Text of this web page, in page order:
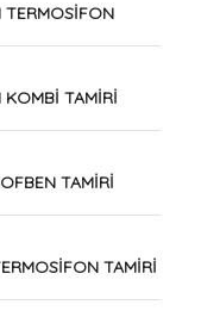
TERMOSİFON
KOMBİ TAMİRİ
TAMİRİ
TAMİRİ